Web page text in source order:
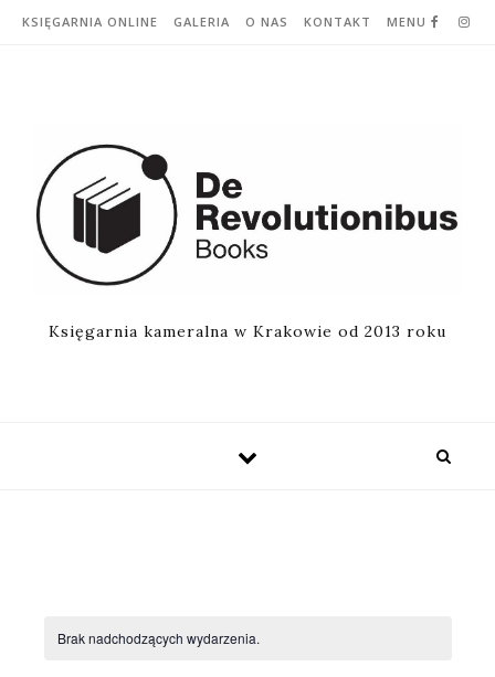
Skip to content
KSIĘGARNIA ONLINE GALERIA O NAS KONTAKT MENU
Księgarnia kameralna w Krakowie od 2013 roku
Brak nadchodzących wydarzenia.